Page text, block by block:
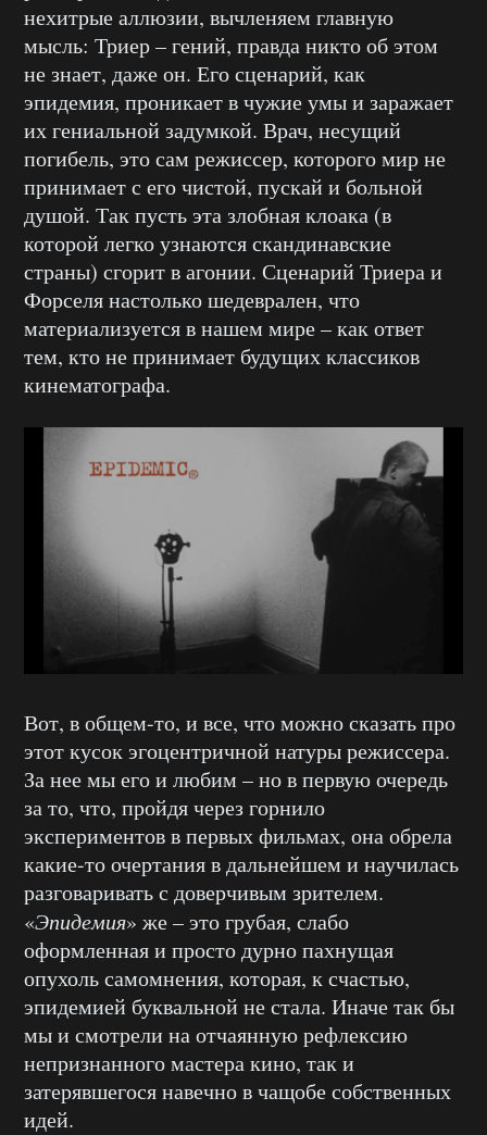
нехитрые аллюзии, вычленяем главную
мысль: Триер – гений, правда никто об этом
не знает, даже он. Его сценарий, как
эпидемия, проникает в чужие умы и заражает
их гениальной задумкой. Врач, несущий
погибель, это сам режиссер, которого мир не
принимает с его чистой, пускай и больной
душой. Так пусть эта злобная клоака (в
которой легко узнаются скандинавские
страны) сгорит в агонии. Сценарий Триера и
Форселя настолько шедеврален, что
материализуется в нашем мире – как ответ
тем, кто не принимает будущих классиков
кинематографа.
Вот, в общем-то, и все, что можно сказать про
этот кусок эгоцентричной натуры режиссера.
За нее мы его и любим – но в первую очередь
за то, что, пройдя через горнило
экспериментов в первых фильмах, она обрела
какие-то очертания в дальнейшем и научилась
разговаривать с доверчивым зрителем.
«Эпидемия» же – это грубая, слабо
оформленная и просто дурно пахнущая
опухоль самомнения, которая, к счастью,
эпидемией буквальной не стала. Иначе так бы
мы и смотрели на отчаянную рефлексию
непризнанного мастера кино, так и
затерявшегося навечно в чащобе собственных
идей.